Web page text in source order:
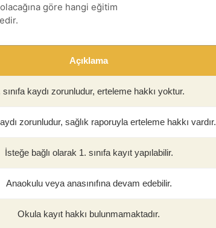
göre hangi eğitim
Açıklama
sınıfa kaydı zorunludur, erteleme hakkı yoktur.
zorunludur, sağlık raporuyla erteleme hakkı vardır.
İsteğe bağlı olarak 1. sınıfa kayıt yapılabilir.
Anaokulu veya anasınıfına devam edebilir.
Okula kayıt hakkı bulunmamaktadır.